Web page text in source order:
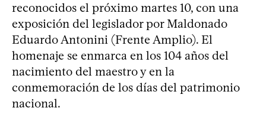
reconocidos el próximo martes 10, con una
exposición del legislador por Maldonado
Eduardo Antonini (Frente Amplio). El
homenaje se enmarca en los 104 años del
nacimiento del maestro y en la
conmemoración de los días del patrimonio
nacional.